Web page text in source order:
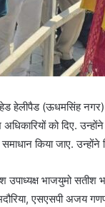
हेलीपैड (ऊधमसिंह
को दिए.
किया जाए. उन्होंने
भाजयुमो सतीश
एसएसपी अजय